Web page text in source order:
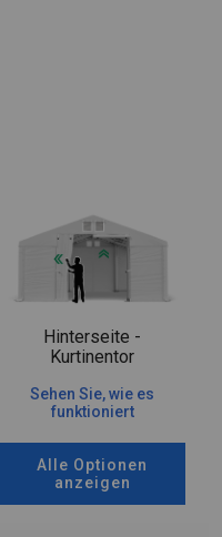
Hinterseite -
Kurtinentor
Sehen Sie, wie es
funktioniert
Alle Optionen
anzeigen